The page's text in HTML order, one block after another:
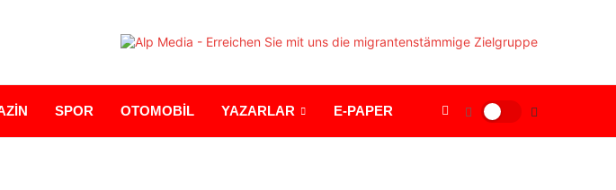
SPOR OTOMOBİL YAZARLAR E-PAPER